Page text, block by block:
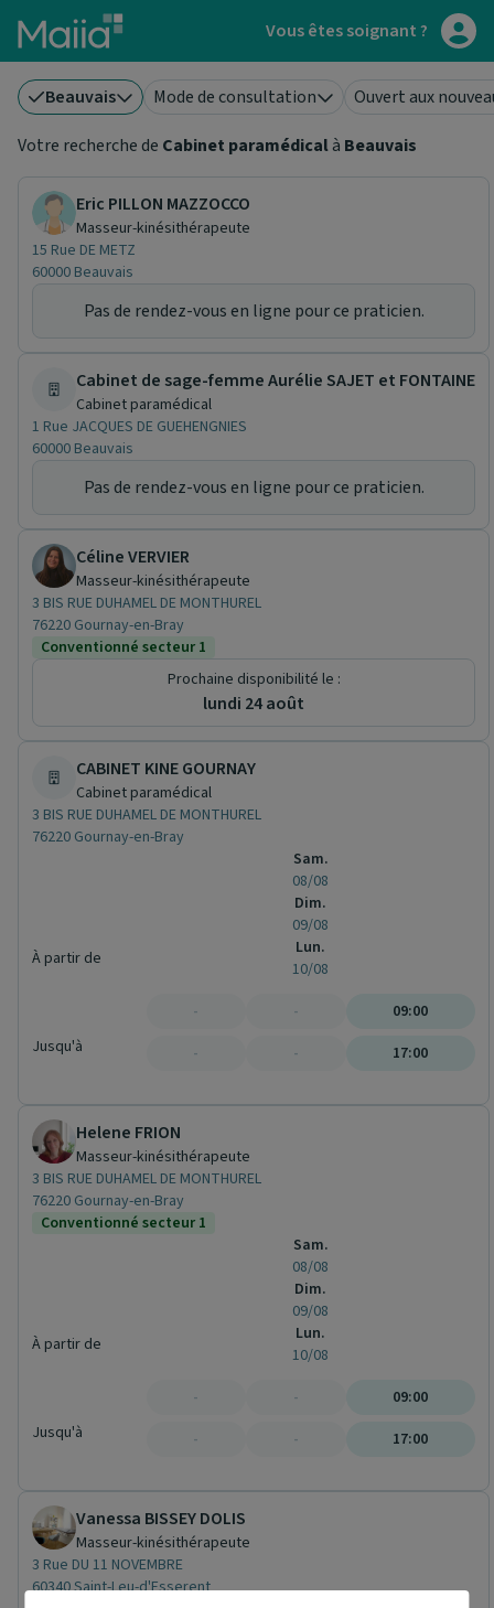
Aller au contenu principal Vous êtes soignant ?
Beauvais Mode de consultation
Ouvert aux
Votre recherche de Cabinet paramédicalà Beauvais
Eric PILLON MAZZOCCO
Masseur-kinésithérapeute
15 Rue DE METZ
60000 Beauvais
Pas de rendez-vous en ligne pour ce praticien.
Cabinet de sage-femme Aurélie SAJET et FONTAINE
Cabinet paramédical
1 Rue JACQUES DE GUEHENGNIES
60000 Beauvais
Pas de rendez-vous en ligne pour ce praticien.
Céline VERVIER
Masseur-kinésithérapeute
3 BIS RUE DUHAMEL DE MONTHUREL
76220 Gournay-en-Bray
Conventionné secteur 1
Prochaine disponibilité le :
lundi 24 août
CABINET KINE GOURNAY
Cabinet paramédical
3 BIS RUE DUHAMEL DE MONTHUREL
76220 Gournay-en-Bray
À partir de
Jusqu'à
Sam.
08/08
Dim.
09/08
Lun.
10/08
-
-
-
-
09:00
17:00
Helene FRION
Masseur-kinésithérapeute
3 BIS RUE DUHAMEL DE MONTHUREL
76220 Gournay-en-Bray
Conventionné secteur 1
À partir de
Jusqu'à
Sam.
08/08
Dim.
09/08
Lun.
10/08
-
-
-
-
09:00
17:00
Vanessa BISSEY DOLIS
Masseur-kinésithérapeute
3 Rue DU 11 NOVEMBRE
60340 Saint-Leu-d'Esserent